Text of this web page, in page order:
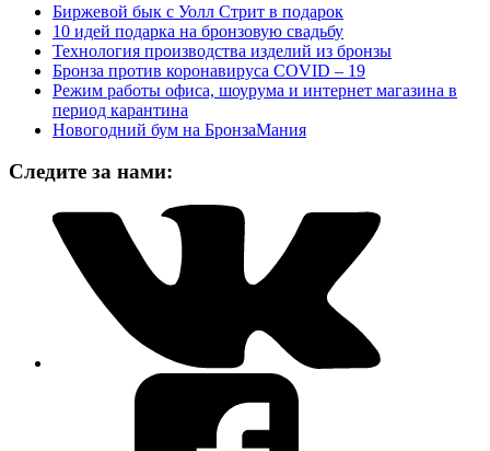
Биржевой бык с Уолл Стрит в подарок
10 идей подарка на бронзовую свадьбу
Технология производства изделий из бронзы
Бронза против коронавируса COVID – 19
Режим работы офиса, шоурума и интернет магазина в
период карантина
Новогодний бум на БронзаМания
Следите за нами: